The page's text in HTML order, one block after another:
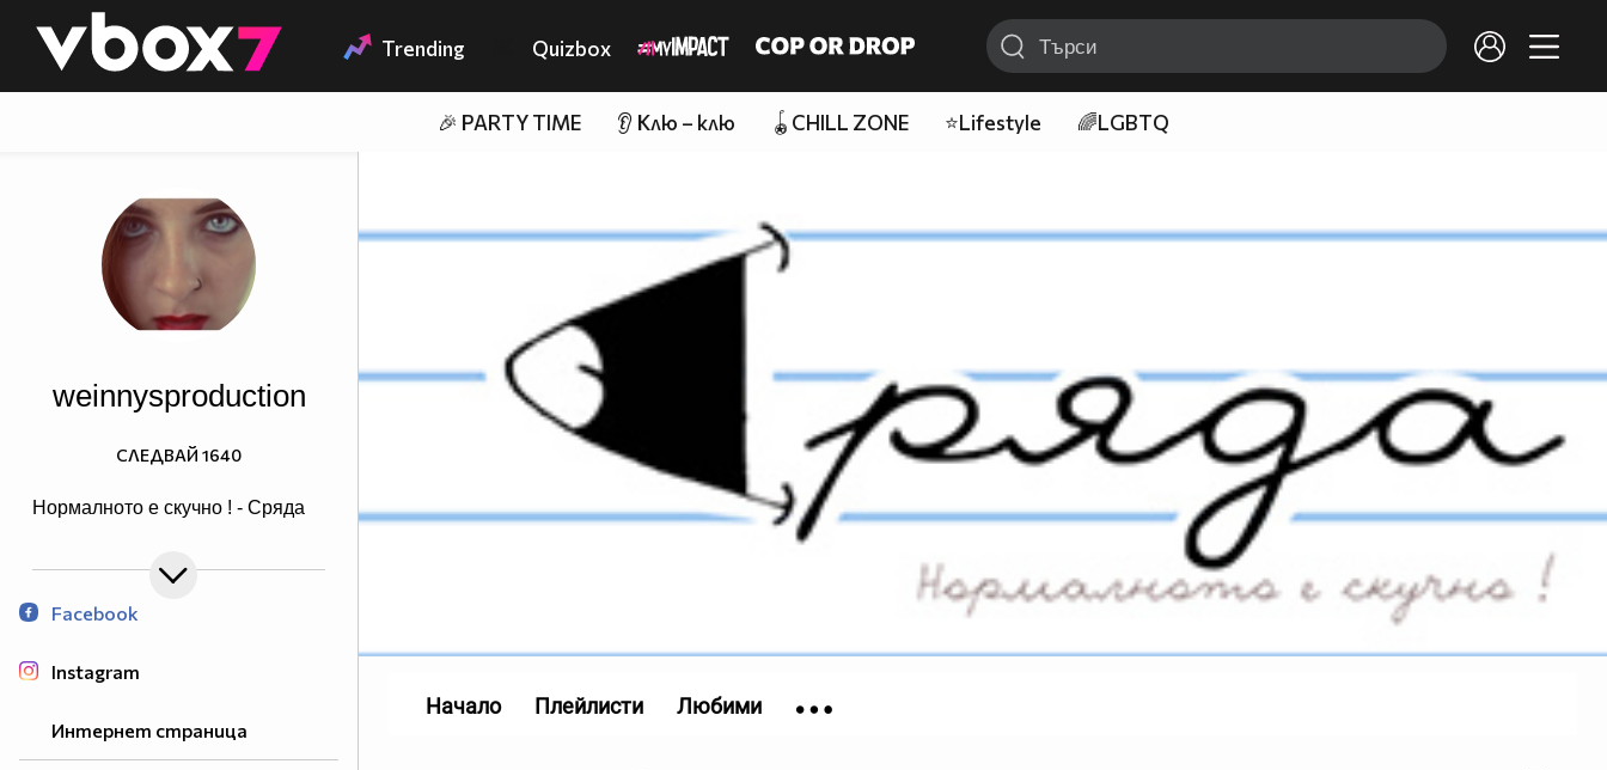
👾 Trending Quizbox
🎉 PARTY TIME 👂 Клю – клю 🪀CHILL ZONE ⭐Lifestyle 🌈LGBTQ
weinnysproduction
Нормалното е скучно ! - Сряда
СЛЕДВАЙ 1640
Facebook
Instagram
Интернет страница
Начало Плейлисти Любими